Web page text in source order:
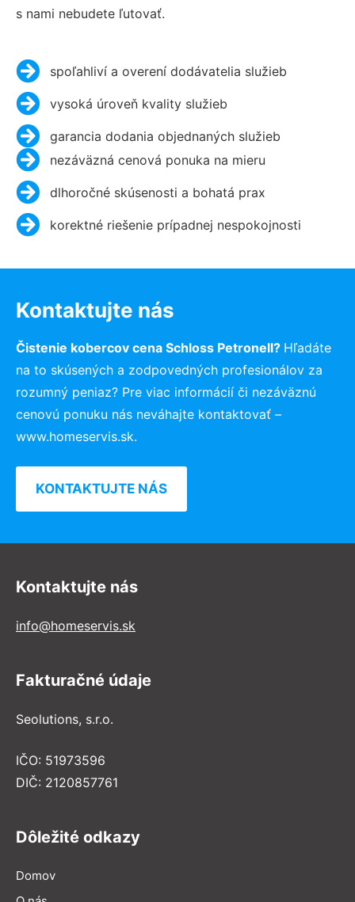
s nami nebudete ľutovať.
spoľahliví a overení dodávatelia služieb
vysoká úroveň kvality služieb
garancia dodania objednaných služieb
nezáväzná cenová ponuka na mieru
dlhoročné skúsenosti a bohatá prax
korektné riešenie prípadnej nespokojnosti
Kontaktujte nás
Čistenie kobercov cena Schloss Petronell? Hľadáte
na to skúsených a zodpovedných profesionálov za
rozumný peniaz? Pre viac informácií či nezáväznú
cenovú ponuku nás neváhajte kontaktovať –
www.homeservis.sk.
KONTAKTUJTE NÁS
Kontaktujte nás
info@homeservis.sk
Fakturačné údaje
Seolutions, s.r.o.
IČO: 51973596
DIČ: 2120857761
Dôležité odkazy
Domov